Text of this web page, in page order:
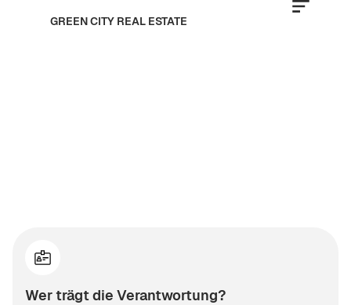
GREEN CITY REAL ESTATE
Wer trägt die Verantwortung?